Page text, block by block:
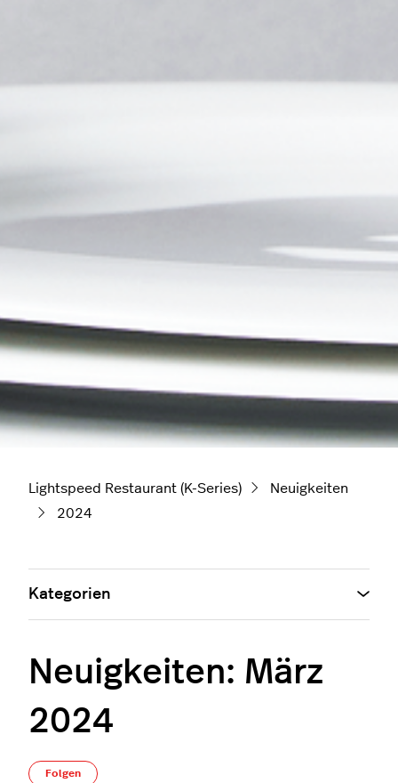
Lightspeed Restaurant (K-Series)
Neuigkeiten
2024
Neuigkeiten: März
2024
Folgen
Kategorien